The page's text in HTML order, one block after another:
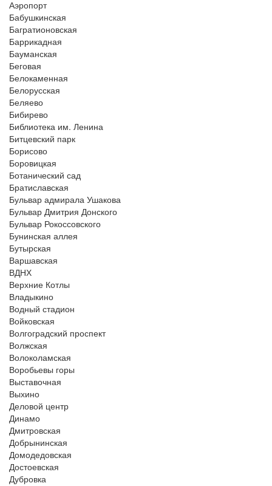
Аэропорт
Бабушкинская
Багратионовская
Баррикадная
Бауманская
Беговая
Белокаменная
Белорусская
Беляево
Бибирево
Библиотека им. Ленина
Битцевский парк
Борисово
Боровицкая
Ботанический сад
Братиславская
Бульвар адмирала Ушакова
Бульвар Дмитрия Донского
Бульвар Рокоссовского
Бунинская аллея
Бутырская
Варшавская
ВДНХ
Верхние Котлы
Владыкино
Водный стадион
Войковская
Волгоградский проспект
Волжская
Волоколамская
Воробьевы горы
Выставочная
Выхино
Деловой центр
Динамо
Дмитровская
Добрынинская
Домодедовская
Достоевская
Дубровка